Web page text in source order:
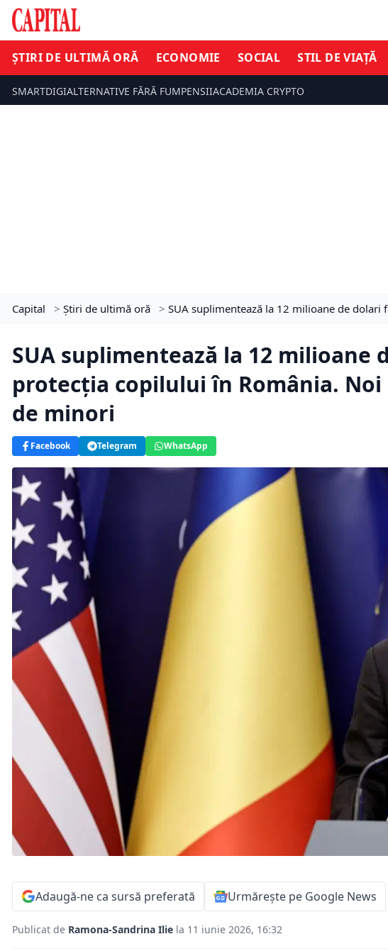
ȘTIRI DE ULTIMĂ ORĂ ECONOMIE SOCIAL STIL DE VIAȚĂ
SMARTDIGIALTERNATIVE FĂRĂ FUMPENSIIACADEMIA CRYPTO
Capital > Știri de ultimă oră > SUA suplimentează la 12 milioane de
SUA suplimentează la 12
protecția copilului în România.
de minori
Facebook Telegram WhatsApp
Adaugă-ne ca sursă preferată Urmărește pe Google News
Publicat de Ramona-Sandrina Ilie la 11 iunie 2026, 16:32